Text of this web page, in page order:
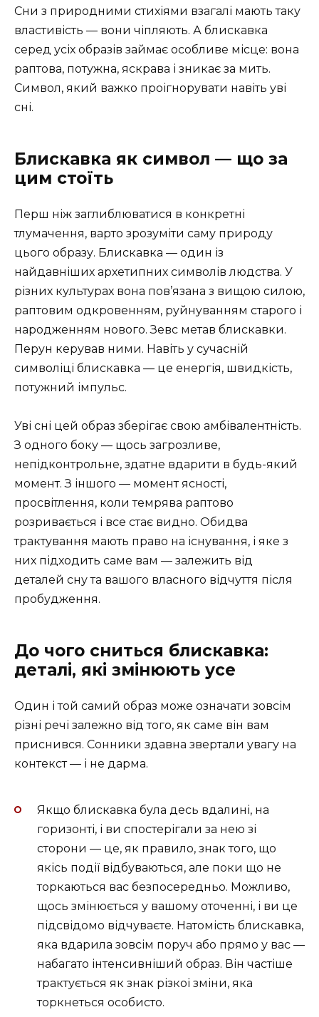
Сни з природними стихіями взагалі мають таку
властивість — вони чіпляють. А блискавка
серед усіх образів займає особливе місце: вона
раптова, потужна, яскрава і зникає за мить.
Символ, який важко проігнорувати навіть уві
сні.
Блискавка як символ — що за
цим стоїть
Перш ніж заглиблюватися в конкретні
тлумачення, варто зрозуміти саму природу
цього образу. Блискавка — один із
найдавніших архетипних символів людства. У
різних культурах вона пов’язана з вищою силою,
раптовим одкровенням, руйнуванням старого і
народженням нового. Зевс метав блискавки.
Перун керував ними. Навіть у сучасній
символіці блискавка — це енергія, швидкість,
потужний імпульс.
Уві сні цей образ зберігає свою амбівалентність.
З одного боку — щось загрозливе,
непідконтрольне, здатне вдарити в будь-який
момент. З іншого — момент ясності,
просвітлення, коли темрява раптово
розривається і все стає видно. Обидва
трактування мають право на існування, і яке з
них підходить саме вам — залежить від
деталей сну та вашого власного відчуття після
пробудження.
До чого сниться блискавка:
деталі, які змінюють усе
Один і той самий образ може означати зовсім
різні речі залежно від того, як саме він вам
приснився. Сонники здавна звертали увагу на
контекст — і не дарма.
Якщо блискавка була десь вдалині, на
горизонті, і ви спостерігали за нею зі
сторони — це, як правило, знак того, що
якісь події відбуваються, але поки що не
торкаються вас безпосередньо. Можливо,
щось змінюється у вашому оточенні, і ви це
підсвідомо відчуваєте. Натомість блискавка,
яка вдарила зовсім поруч або прямо у вас —
набагато інтенсивніший образ. Він частіше
трактується як знак різкої зміни, яка
торкнеться особисто.